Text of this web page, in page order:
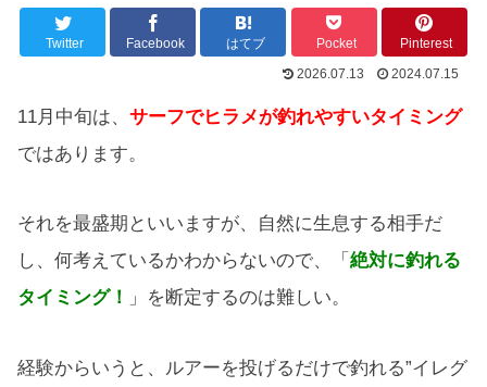
Twitter Facebook はてブ Pocket
Pinterest
2026.07.13
2024.07.15
11月中旬は、 サーフでヒラメが釣れやすいタイミング
ではあります。
それを最盛期といいますが、自然に生息する相手だ
し、何考えているかわからないので、「 絶対に釣れる
タイミング！
」を断定するのは難しい。
経験からいうと、ルアーを投げるだけで釣れる”イレグ